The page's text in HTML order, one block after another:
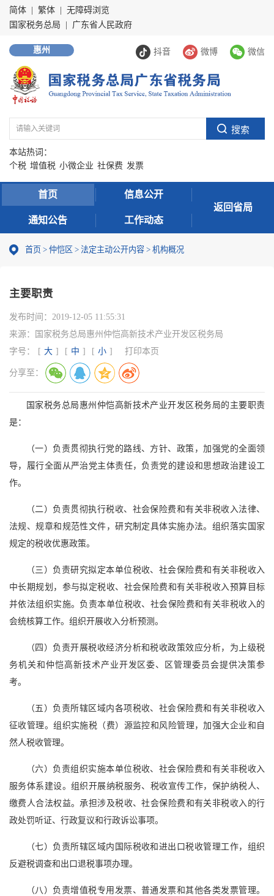
简体 繁体
无障碍浏览
国家税务总局
广东省人民政府
抖音 微博 微信
惠州
本站热词：
个税 增值税 小微企业 社保费 发票
首页 信息公开
通知公告 工作动态
返回省局
首页 > 仲恺区 > 法定主动公开内容 > 机构概况
主要职责
发布时间： 2019-12-05 11:55:31
来源：
国家税务总局惠州仲恺高新技术产业开发区税务局
字号：
[ 大 ] [ 中 ] [ 小 ] 打印本页
分享至：
国家税务总局惠州仲恺高新技术产业开发区税务局的主要职责
是：
（一）负责贯彻执行党的路线、方针、政策，加强党的全面领
导，履行全面从严治党主体责任，负责党的建设和思想政治建设工
作。
（二）负责贯彻执行税收、社会保险费和有关非税收入法律、
法规、规章和规范性文件，研究制定具体实施办法。组织落实国家
规定的税收优惠政策。
（三）负责研究拟定本单位税收、社会保险费和有关非税收入
中长期规划，参与拟定税收、社会保险费和有关非税收入预算目标
并依法组织实施。负责本单位税收、社会保险费和有关非税收入的
会统核算工作。组织开展收入分析预测。
（四）负责开展税收经济分析和税收政策效应分析，为上级税
务机关和仲恺高新技术产业开发区委、区管理委员会提供决策参
考。
（五）负责所辖区域内各项税收、社会保险费和有关非税收入
征收管理。组织实施税（费）源监控和风险管理，加强大企业和自
然人税收管理。
（六）负责组织实施本单位税收、社会保险费和有关非税收入
服务体系建设。组织开展纳税服务、税收宣传工作，保护纳税人、
缴费人合法权益。承担涉及税收、社会保险费和有关非税收入的行
政处罚听证、行政复议和行政诉讼事项。
（七）负责所辖区域内国际税收和进出口税收管理工作，组织
反避税调查和出口退税事项办理。
（八）负责增值税专用发票、普通发票和其他各类发票管理。